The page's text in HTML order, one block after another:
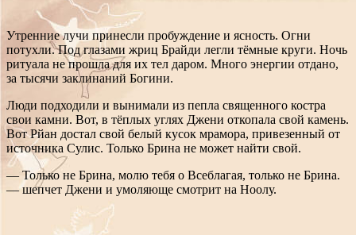
Утренние лучи принесли пробуждение и ясность. Огни
потухли. Под глазами жриц Брайди легли тёмные круги. Ночь
ритуала не прошла для их тел даром. Много энергии отдано,
за тысячи заклинаний Богини.
Люди подходили и вынимали из пепла священного костра
свои камни. Вот, в тёплых углях Джени откопала свой камень.
Вот Рйан достал свой белый кусок мрамора, привезенный от
источника Сулис. Только Брина не может найти свой.
— Только не Брина, молю тебя о Всеблагая, только не Брина.
— шепчет Джени и умоляюще смотрит на Ноолу.